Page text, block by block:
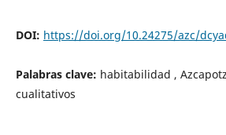
DOI: https://doi.org/10.24275/azc/
Palabras clave: habitabilidad ,
cualitativos